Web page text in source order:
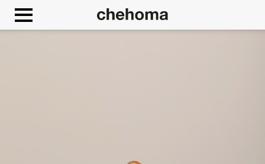
Panneau de gestion des cookies